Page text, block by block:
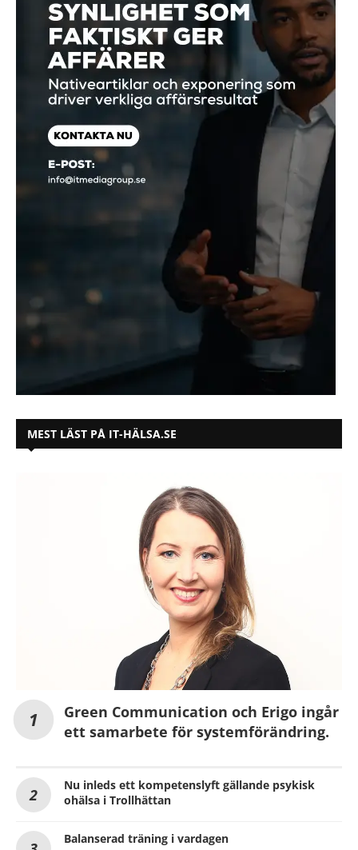
MEST LÄST PÅ IT-HÄLSA.SE
Green Communication och Erigo ingår
ett samarbete för systemförändring.
Nu inleds ett kompetenslyft gällande psykisk
ohälsa i Trollhättan
Balanserad träning i vardagen